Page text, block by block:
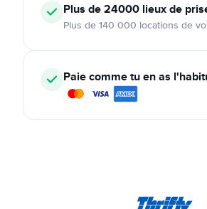
Plus de 24000 lieux de
Plus de 140 000 locations de
Paie comme tu en as